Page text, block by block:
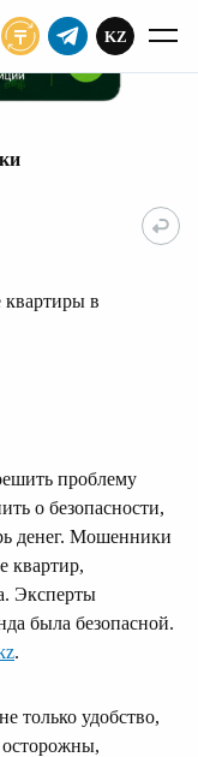
KZ
квартиры в
проблему
о безопасности,
денег. Мошенники
квартир,
Эксперты
была безопасной.
.
только удобство,
осторожны,